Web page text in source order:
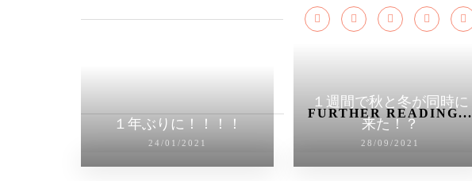
FURTHER READING...
１年ぶりに！！！！
24/01/2021
１週間で秋と冬が同時に
来た！？
28/09/2021